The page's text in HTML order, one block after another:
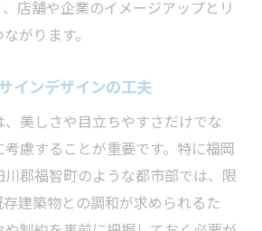
店舗や企業のイメージアップとリ
がります。
インデザインの工夫
美しさや目立ちやすさだけでな
慮することが重要です。特に福岡
郡福智町のような都市部では、限
建築物との調和が求められるた